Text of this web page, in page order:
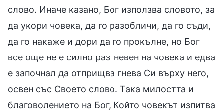
слово. Иначе казано, Бог използва словото, за
да укори човека, да го разобличи, да го съди,
да го накаже и дори да го прокълне, но Бог
все още не е силно разгневен на човека и едва
е започнал да отприщва гнева Си върху него,
освен със Своето слово. Така милостта и
благоволението на Бог, Който човекът изпитва